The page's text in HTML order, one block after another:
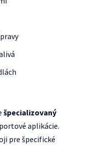
špecializovaný
aplikácie.
pre špecifické